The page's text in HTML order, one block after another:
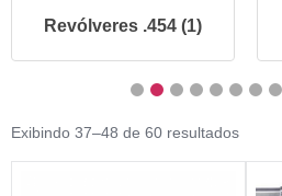
Revólveres .454 (1)
Exibindo 37–48 de 60 resultados